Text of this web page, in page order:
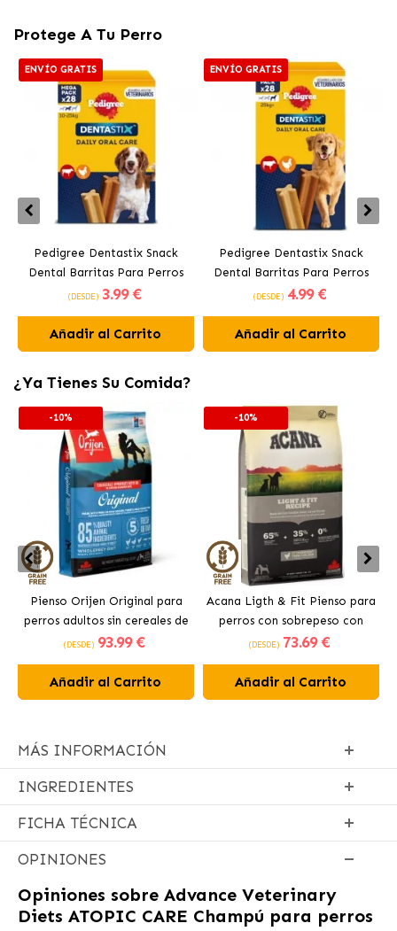
Protege A Tu Perro
ENVÍO GRATIS
Pedigree Dentastix Snack
Dental Barritas Para Perros
Medianos 10-25 kg
(DESDE) 3.99 €
Añadir al Carrito
ENVÍO GRATIS
Pedigree Dentastix Snack
Dental Barritas Para Perros
Grandes +25 kg
(DESDE) 4.99 €
Añadir al Carrito
¿Ya Tienes Su Comida?
-10%
Pienso Orijen Original para
perros adultos sin cereales de
pollo
(DESDE) 93.99 €
Añadir al Carrito
-10%
Acana Ligth & Fit Pienso para
perros con sobrepeso con
pollo fresco
(DESDE) 73.69 €
Añadir al Carrito
MÁS INFORMACIÓN
INGREDIENTES
FICHA TÉCNICA
OPINIONES
Opiniones sobre Advance Veterinary
Diets ATOPIC CARE Champú para perros